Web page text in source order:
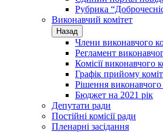
Рубрика
Виконавчий комітет
Назад
Члени виконавчого
Регламент
Комісії виконавчого
Графік прийому
Рішення виконавчого
Бюджет на 2021 рік
Депутати ради
Постійні комісії ради
Пленарні засідання